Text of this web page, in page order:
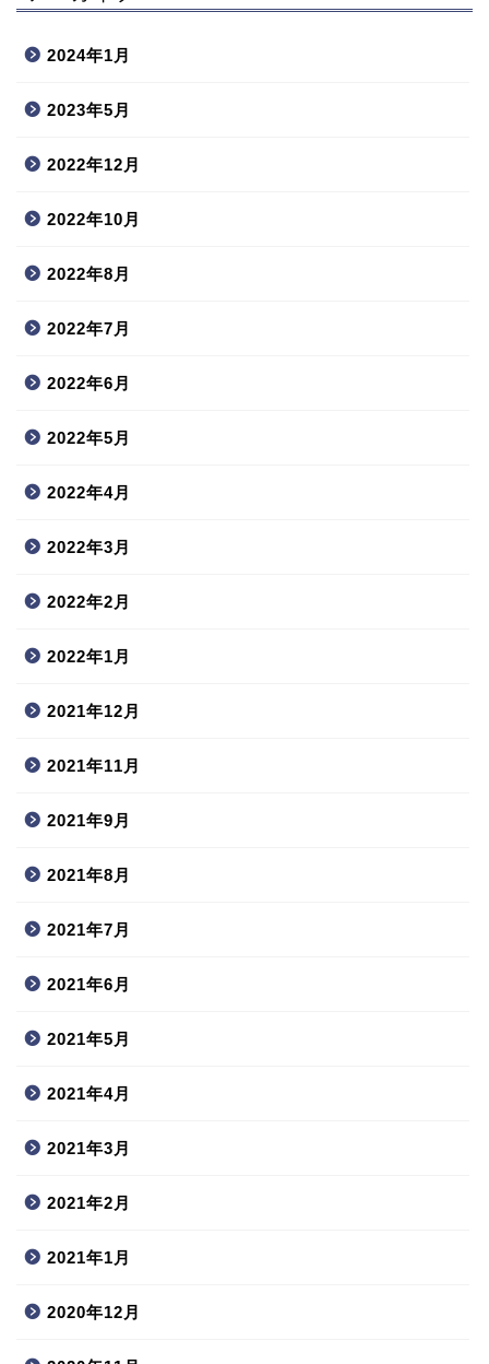
2024年1月
2023年5月
2022年12月
2022年10月
2022年8月
2022年7月
2022年6月
2022年5月
2022年4月
2022年3月
2022年2月
2022年1月
2021年12月
2021年11月
2021年9月
2021年8月
2021年7月
2021年6月
2021年5月
2021年4月
2021年3月
2021年2月
2021年1月
2020年12月